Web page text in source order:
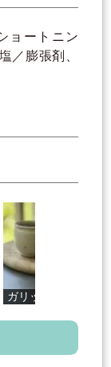
ョートニン
／膨張剤、
リッとショ...